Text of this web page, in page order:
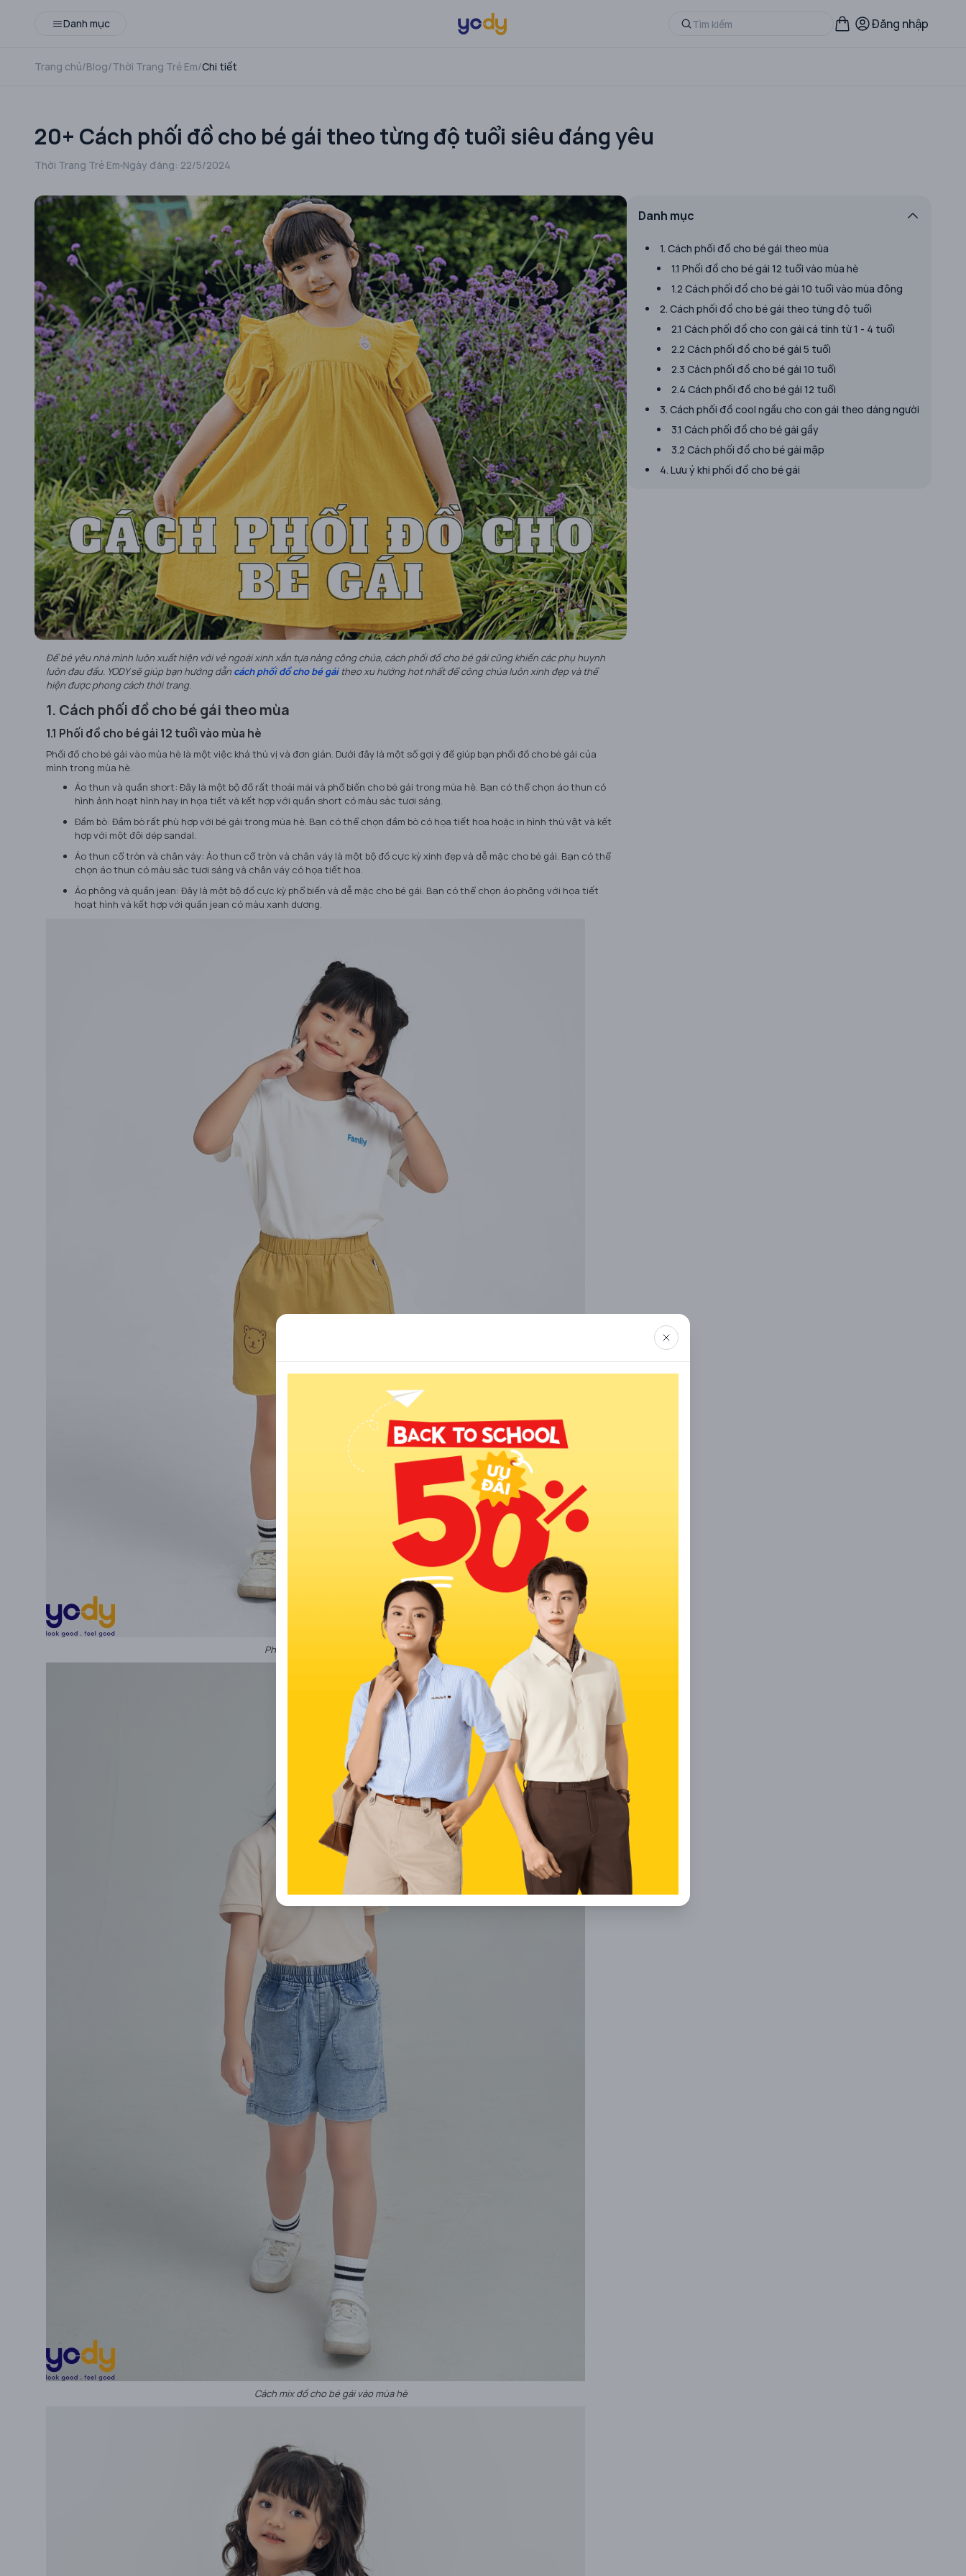
Danh mục Đăng nhập
Trang chủ/Blog/Thời Trang Trẻ Em/Chi tiết
20+ Cách phối đồ cho bé gái theo từng độ tuổi siêu đáng yêu
Thời Trang Trẻ Em Ngày đăng: 22/5/2024
Để bé yêu nhà mình luôn xuất hiện với vẻ ngoài xinh xắn tựa nàng công chúa, cách phối đồ cho bé gái cũng khiến các phụ huynh
luôn đau đầu. YODY sẽ giúp bạn hướng dẫn cách phối đồ cho bé gáitheo xu hướng hot nhất để công chúa luôn xinh đẹp và thể
hiện được phong cách thời trang.
1. Cách phối đồ cho bé gái theo mùa
1.1 Phối đồ cho bé gái 12 tuổi vào mùa hè
Phối đồ cho bé gái vào mùa hè là một việc khá thú vị và đơn giản. Dưới đây là một số gợi ý để giúp bạn phối đồ cho bé gái của
mình trong mùa hè.
Áo thun và quần short: Đây là một bộ đồ rất thoải mái và phổ biến cho bé gái trong mùa hè. Bạn có thể chọn áo thun có
hình ảnh hoạt hình hay in họa tiết và kết hợp với quần short có màu sắc tươi sáng.
Đầm bò: Đầm bò rất phù hợp với bé gái trong mùa hè. Bạn có thể chọn đầm bò có họa tiết hoa hoặc in hình thú vật và kết
hợp với một đôi dép sandal.
Áo thun cổ tròn và chân váy: Áo thun cổ tròn và chân váy là một bộ đồ cực kỳ xinh đẹp và dễ mặc cho bé gái. Bạn có thể
chọn áo thun có màu sắc tươi sáng và chân váy có họa tiết hoa.
Áo phông và quần jean: Đây là một bộ đồ cực kỳ phổ biến và dễ mặc cho bé gái. Bạn có thể chọn áo phông với họa tiết
hoạt hình và kết hợp với quần jean có màu xanh dương.
Phối đồ cho bé gái vào mùa hè
Cách mix đồ cho bé gái vào mùa hè
Danh mục
1. Cách phối đồ cho bé gái theo mùa
1.1 Phối đồ cho bé gái 12 tuổi vào mùa hè
1.2 Cách phối đồ cho bé gái 10 tuổi vào mùa đông
2. Cách phối đồ cho bé gái theo từng độ tuổi
2.1 Cách phối đồ cho con gái cá tính từ 1 - 4 tuổi
2.2 Cách phối đồ cho bé gái 5 tuổi
2.3 Cách phối đồ cho bé gái 10 tuổi
2.4 Cách phối đồ cho bé gái 12 tuổi
3. Cách phối đồ cool ngầu cho con gái theo dáng người
3.1 Cách phối đồ cho bé gái gầy
3.2 Cách phối đồ cho bé gái mập
4. Lưu ý khi phối đồ cho bé gái